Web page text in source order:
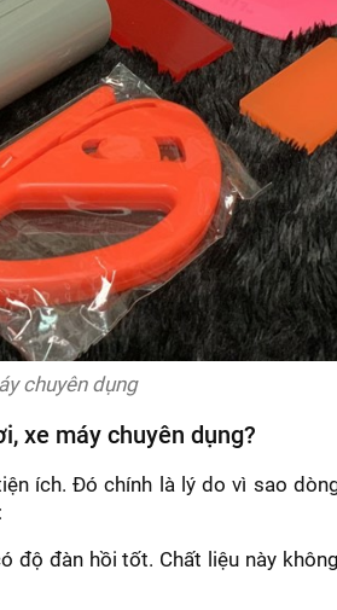
chuyên dụng
xe máy chuyên dụng?
ích. Đó chính là lý do vì sao
độ đàn hồi tốt. Chất liệu này